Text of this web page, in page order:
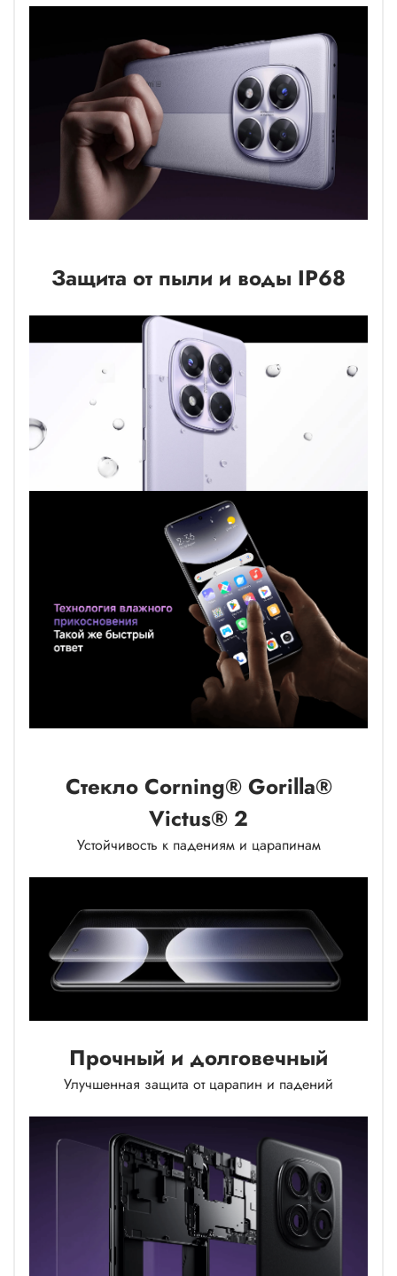
Защита от пыли и воды IP68
Стекло Corning® Gorilla®
Victus® 2
Устойчивость к падениям и царапинам
Прочный и долговечный
Улучшенная защита от царапин и падений